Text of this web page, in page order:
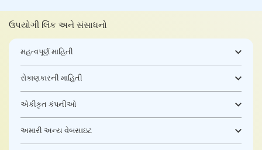
ઉપયોગી લિંક અને સંસાધનો
મહત્વપૂર્ણ માહિતી
રોકાણકારની માહિતી
એકીકૃત કંપનીઓ
અમારી અન્ય વેબસાઇટ